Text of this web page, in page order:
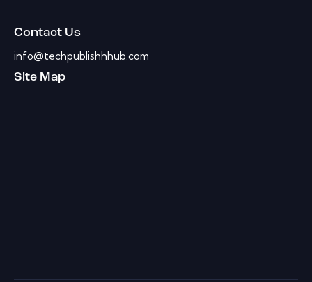
Contact Us
info@techpublishhhub.com
Site Map